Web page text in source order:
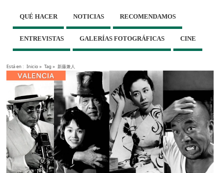
QUÉ HACER NOTICIAS RECOMENDAMOS
ENTREVISTAS GALERÍAS FOTOGRÁFICAS CINE
Está en : Inicio» Tag » 新藤兼人